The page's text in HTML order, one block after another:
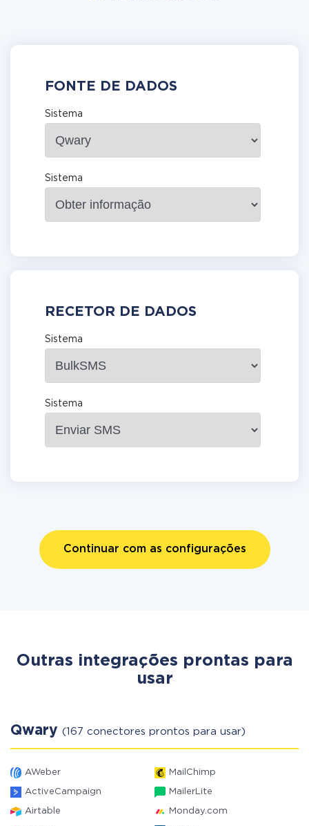
FONTE DE DADOS
Sistema
Sistema
RECETOR DE DADOS
Sistema
Sistema
Continuar com as configurações
Outras integrações prontas para
usar
Qwary (167 conectores prontos para usar)
AWeber MailChimp
ActiveCampaign MailerLite
Airtable Monday.com